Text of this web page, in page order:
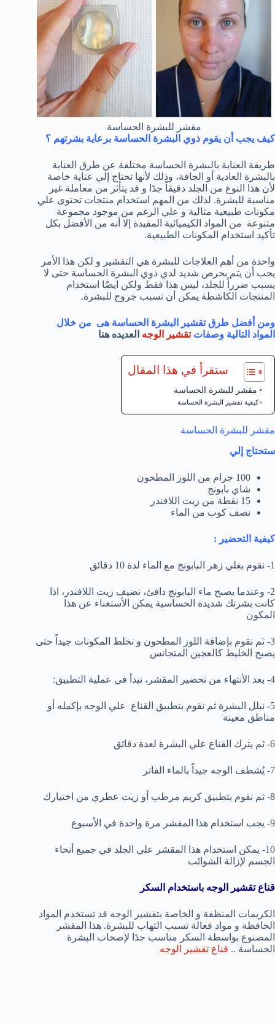
مقشر للبشرة الحساسة
كيف يجب أن يقوم ذوي البشرة الحساسة برعاية بشرتهم ؟
طريقة العناية بالبشرة الحساسة مختلفة عن طرق العناية
بالبشرة العادية أو الجافة، وذلك لأنها تحتاج إلي عناية خاصة
لأن هذا النوع من الجلد دقيقاً جدًا و قد يتأثر من معاملة غير
مناسبة للبشرة. لذلك من المهم استخدام منتجات تحتوى علي
مكونات طبيعية مثالية و علي الرغم من موجود مجموعة
متنوعة من المواد الكيميائية المفيدة إلا أنه من الأفضل بكل
تأكيد استخدام المكونات الطبيعية.
واحدة من أهم العلاجات للبشرة هي التقشير و لكن هذا الأمر
يجب أن يتم بحرص شديد لدي ذوي البشرة الحساسة حتى لا
يسبب ضرراً للجلد، ليس هذا فقط ولكن ايضًا استخدام
المنتجات الكاشطة يمكن أن تسبب جروح للبشرة.
ومن أفضل طرق تقشير البشرة الحساسة هى من خلال
المواد التالية وصفات تقشير الوجه العديده هنا
ستقرأ في هذا المقال
مقشر للبشرة الحساسة
كيفية تقشير البشرة الحساسة
مقشر للبشرة الحساسة
ستحتاج إلي
100 جرام من اللوز المطحون
شاي بابونج
15 نقطة من زيت اللافندر
نصف كوب من الماء
كيفية التحضير :
1- نقوم بغلي زهر البابونج مع الماء لدة 10 دقائق
2- وعندما يصبح ماء البابونج دافئ، نضيف زيت اللافندر، اذا
كانت بشرتك شديدة الحساسية يمكن الأستغناء عن هذا
المكون
3- ثم نقوم بإضافة اللوز المطحون و نخلط المكونات جيداً حتى
يصبح الخليط كالعجين المتجانس
4- بعد الأنتهاء من تحضير المقشر، نبدأ في عملية التطبيق:
5- نبلل البشرة ثم نقوم بتطبيق القناع علي الوجه بإكمله أو
مناطق معينة
6- ثم يترك القناع علي البشرة لعدة دقائق
7- يُشطف الوجه جيداً بالماء الفاتر
8- ثم نقوم بتطبيق كريم مرطب أو زيت عطري من اختيارك
9- يجب استخدام هذا المقشر مرة واحدة في الأسبوع
10- يمكن استخدام هذا المقشر علي الجلد في جميع أنحاء
الجسم لإزالة الشوائب
قناع تقشير الوجه باستخدام السكر
الكريمات المنظفة و الخاصة بتقشير الوجه قد تستخدم المواد
الحافظة و مواد فعالة تسبب التهاب للبشرة. هذا المقشر
المصنوع بواسطة السكر مناسب جدًا لإصحاب البشرة
الحساسة .. قناع تقشير الوجه